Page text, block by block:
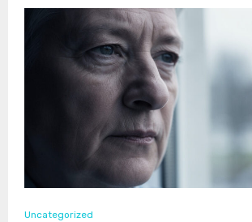
Uncategorized